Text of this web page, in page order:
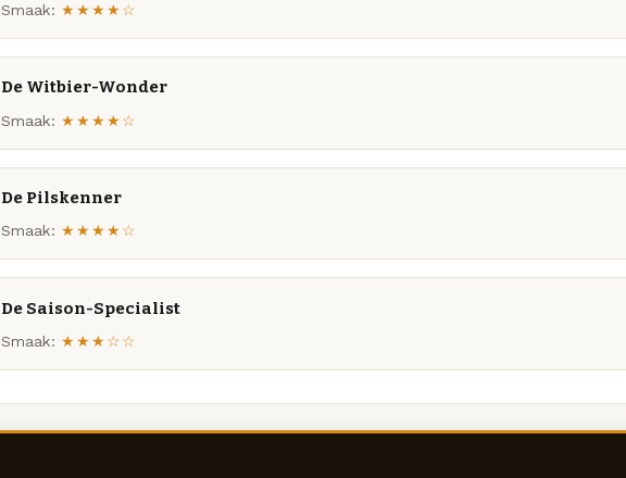
Smaak: ★★★★☆
De Witbier-Wonder
Smaak: ★★★★☆
De Pilskenner
Smaak: ★★★★☆
De Saison-Specialist
Smaak: ★★★☆☆